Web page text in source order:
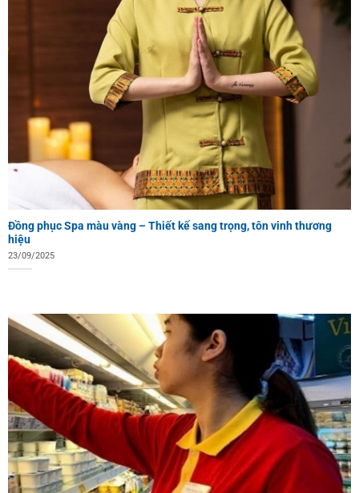
Đồng phục Spa màu vàng – Thiết kế sang trọng, tôn vinh thương
hiệu
23/09/2025